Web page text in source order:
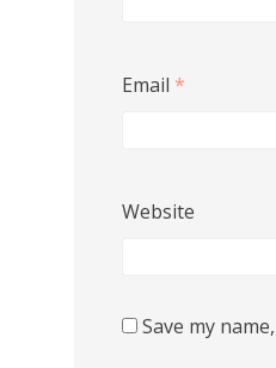
Email *
Website
Save my